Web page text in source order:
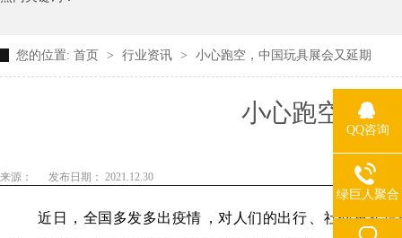
您的位置: 首页 > 行业资讯 > 小心跑空，中国玩具展会又延期
小心跑空，
来源： 发布日期： 2021.12.30
近日，全国多发多出疫情，对人们的出行、社交再
QQ咨询
绿巨人聚合